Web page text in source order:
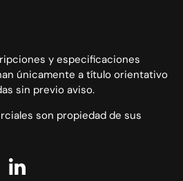
y especificaciones
únicamente a título orientativo
sin previo aviso.
son propiedad de sus
LinkedIn